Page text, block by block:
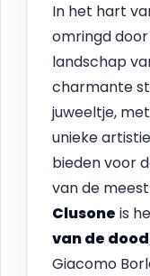
In het hart
omringd
landschap
charmante
juweeltje,
unieke
bieden voor
van de
Clusone is
van de
Giacomo